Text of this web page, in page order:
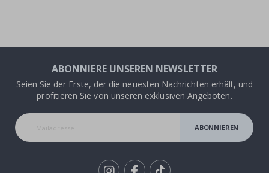
ABONNIERE UNSEREN NEWSLETTER
Seien Sie der Erste, der die neuesten Nachrichten erhält, und
profitieren Sie von unseren exklusiven Angeboten.
ABONNIEREN